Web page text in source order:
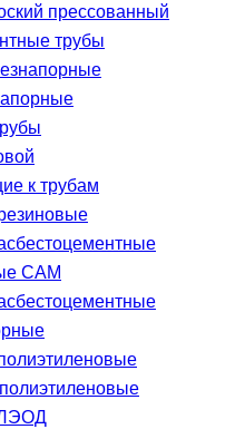
прессованный
трубы
к трубам
САМ